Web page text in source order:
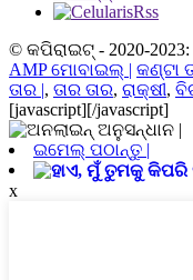
© କପିରାଇଟ୍ - 2020-
AMP ମୋବାଇଲ୍ | କଣ୍ଟା
ତାର |, ତାର ତାର, ରାକ୍ଷୀ,
[javascript][/javascript]
ଇମେଲ୍ ପଠାନ୍ତୁ |
x